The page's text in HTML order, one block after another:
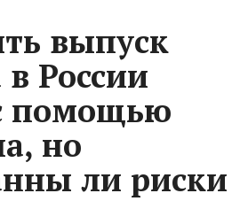
выпуск
России
помощью
но
ли риски